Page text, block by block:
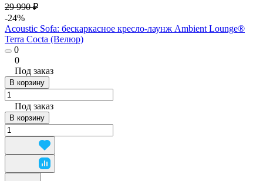
29 990 ₽
-24%
Acoustic Sofa: бескаркасное кресло-лаунж Ambient Lounge®
Terra Cocta (Велюр)
0
0
Под заказ
В корзину
Под заказ
В корзину